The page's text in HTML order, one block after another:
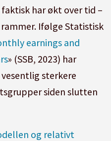
har økt over tid –
Ifølge Statistisk
earnings and
» (SSB, 2023) har
sterkere
siden slutten
og relativt